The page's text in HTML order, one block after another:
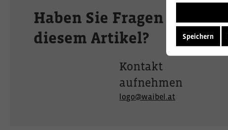
Haben Sie Fragen zu
diesem Artikel?
Kontakt
aufnehmen
logo@waibel.at
Speichern